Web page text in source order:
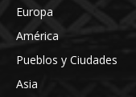
Europa
América
Pueblos y Ciudades
Asia